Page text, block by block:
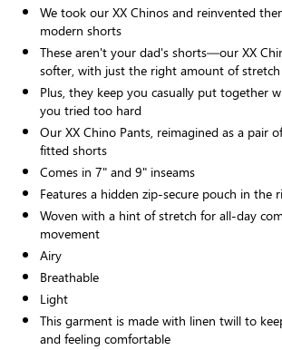
We took our XX Chinos and reinvented
modern shorts
These aren't your dad's shorts—our XX
softer, with just the right amount of stretch
Plus, they keep you casually put together
you tried too hard
Our XX Chino Pants, reimagined as a pair
fitted shorts
Comes in 7" and 9" inseams
Features a hidden zip-secure pouch in the
Woven with a hint of stretch for all-day
movement
Airy
Breathable
Light
This garment is made with linen twill to
and feeling comfortable